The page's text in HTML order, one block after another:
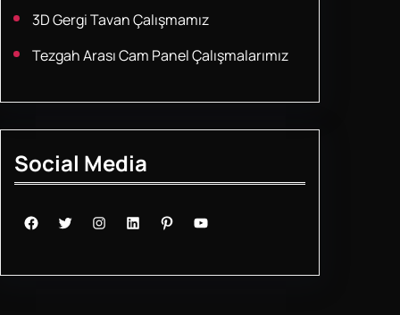
3D Gergi Tavan Çalışmamız
Tezgah Arası Cam Panel Çalışmalarımız
Social Media
Facebook Twitter Instagram LinkedIn Pinterest YouTube